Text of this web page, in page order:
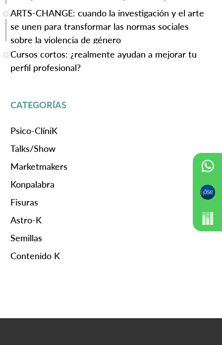
ARTS-CHANGE: cuando la investigación y el arte
se unen para transformar las normas sociales
sobre la violencia de género
Cursos cortos: ¿realmente ayudan a mejorar tu
perfil profesional?
CATEGORÍAS
Psico-ClíniK
Talks/Show
Marketmakers
Konpalabra
Fisuras
Astro-K
Semillas
Contenido K